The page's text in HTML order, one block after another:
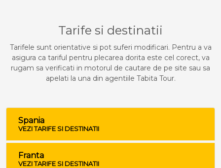
Tarife si destinatii
Tarifele sunt orientative si pot suferi modificari. Pentru a va
asigura ca tariful pentru plecarea dorita este cel corect, va
rugam sa verificati in motorul de cautare de pe site sau sa
apelati la una din agentiile Tabita Tour.
Spania
VEZI TARIFE SI DESTINATII
Franta
VEZI TARIFE SI DESTINATII